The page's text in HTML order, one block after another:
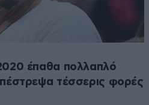
έπαθα πολλαπλό
τέσσερις φορές